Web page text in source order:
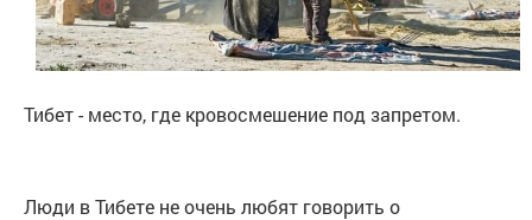
Тибет - место, где кровосмешение под запретом.
Люди в Тибете не очень любят говорить о